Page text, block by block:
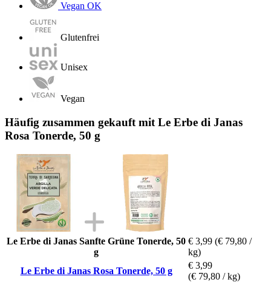
Vegan OK
Glutenfrei
Unisex
Vegan
Häufig zusammen gekauft mit Le Erbe di Janas
Rosa Tonerde, 50 g
Le Erbe di Janas Sanfte Grüne Tonerde, 50
g
€ 3,99 (€ 79,80 /
kg)
Le Erbe di Janas Rosa Tonerde, 50 g
€ 3,99
(€ 79,80 / kg)